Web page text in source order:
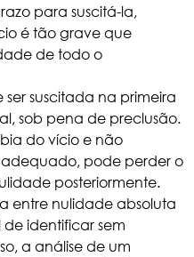
para suscitá-la,
é tão grave que
de todo o
ser suscitada na primeira
sob pena de preclusão.
do vício e não
pode perder o
posteriormente.
entre nulidade absoluta
identificar sem
a análise de um